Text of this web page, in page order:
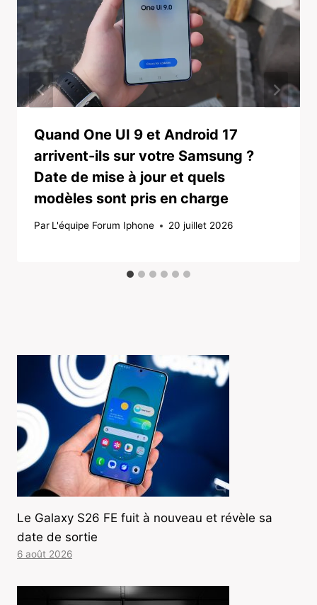
Quand One UI 9 et Android 17
arrivent-ils sur votre Samsung ?
Date de mise à jour et quels
modèles sont pris en charge
Par L'équipe Forum Iphone 20 juillet 2026
Le Galaxy S26 FE fuit à nouveau et révèle sa
date de sortie
6 août 2026